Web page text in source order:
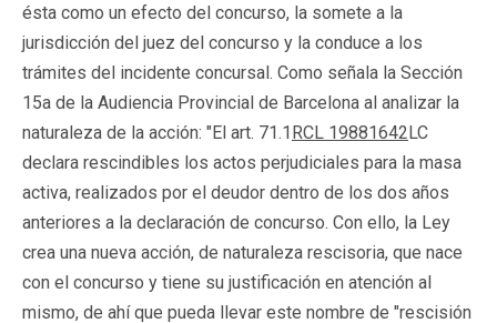
ésta como un efecto del concurso, la somete a la
jurisdicción del juez del concurso y la conduce a los
trámites del incidente concursal. Como señala la Sección
15a de la Audiencia Provincial de Barcelona al analizar la
naturaleza de la acción: "El art. 71.1RCL 19881642LC
declara rescindibles los actos perjudiciales para la masa
activa, realizados por el deudor dentro de los dos años
anteriores a la declaración de concurso. Con ello, la Ley
crea una nueva acción, de naturaleza rescisoria, que nace
con el concurso y tiene su justificación en atención al
mismo, de ahí que pueda llevar este nombre de "rescisión